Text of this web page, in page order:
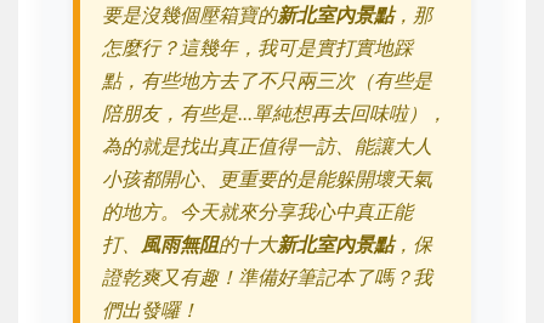
要是沒幾個壓箱寶的新北室內景點，那
怎麼行？這幾年，我可是實打實地踩
點，有些地方去了不只兩三次（有些是
陪朋友，有些是...單純想再去回味啦），
為的就是找出真正值得一訪、能讓大人
小孩都開心、更重要的是能躲開壞天氣
的地方。今天就來分享我心中真正能
打、 風雨無阻的十大新北室內景點，保
證乾爽又有趣！準備好筆記本了嗎？我
們出發囉！